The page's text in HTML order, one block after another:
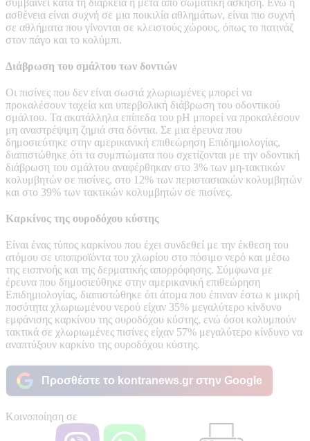
ασθένεια είναι συχνή σε μια ποικιλία αθλημάτων, είναι πιο συχνή
σε αθλήματα που γίνονται σε κλειστούς χώρους, όπως το πατινάζ
στον πάγο και το κολύμπι.
Διάβρωση του σμάλτου των δοντιών
Οι πισίνες που δεν είναι σωστά χλωριωμένες μπορεί να
προκαλέσουν ταχεία και υπερβολική διάβρωση του οδοντικού
σμάλτου. Τα ακατάλληλα επίπεδα του pH μπορεί να προκαλέσουν
μη αναστρέψιμη ζημιά στα δόντια. Σε μια έρευνα που
δημοσιεύτηκε στην αμερικανική επιθεώρηση Επιδημιολογίας,
διαπιστώθηκε ότι τα συμπτώματα που σχετίζονται με την οδοντική
διάβρωση του σμάλτου αναφέρθηκαν στο 3% των μη-τακτικών
κολυμβητών σε πισίνες, στο 12% των περιστασιακών κολυμβητών
και στο 39% των τακτικών κολυμβητών σε πισίνες.
Καρκίνος της ουροδόχου κύστης
Είναι ένας τύπος καρκίνου που έχει συνδεθεί με την έκθεση του
ατόμου σε υποπροϊόντα του χλωρίου στο πόσιμο νερό και μέσω
της εισπνοής και της δερματικής απορρόφησης. Σύμφωνα με
έρευνα που δημοσιεύθηκε στην αμερικανική επιθεώρηση
Επιδημιολογίας, διαπιστώθηκε ότι άτομα που έπιναν έστω κ μικρή
ποσότητα χλωριωμένου νερού είχαν 35% μεγαλύτερο κίνδυνο
εμφάνισης καρκίνου της ουροδόχου κύστης, ενώ όσοι κολυμπούν
τακτικά σε χλωριωμένες πισίνες είχαν 57% μεγαλύτερο κίνδυνο να
αναπτύξουν καρκίνο της ουροδόχου κύστης.
Προσθέστε το kontranews.gr στην Google
Κοινοποίηση σε